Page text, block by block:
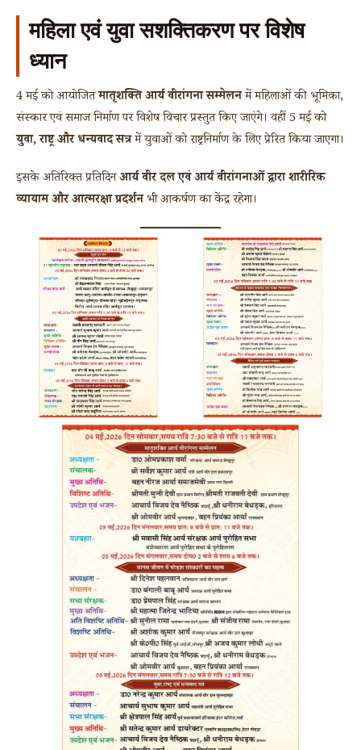
महिला एवं युवा सशक्तिकरण पर विशेष
ध्यान
4 मई को आयोजितमातृशक्ति आर्य वीरांगना सम्मेलनमें महिलाओं की भूमिका,
संस्कार एवं समाज निर्माण पर विशेष विचार प्रस्तुत किए जाएंगे। वहीं 5 मई को
युवा, राष्ट्र और धन्यवाद सत्रमें युवाओं को राष्ट्रनिर्माण के लिए प्रेरित किया जाएगा।
इसके अतिरिक्त प्रतिदिनआर्य वीर दल एवं आर्य वीरांगनाओं द्वारा शारीरिक
व्यायाम और आत्मरक्षा प्रदर्शनभी आकर्षण का केंद्र रहेगा।